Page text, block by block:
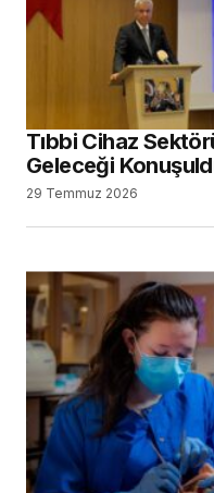
Tıbbi Cihaz
Geleceği
29 Temmuz 2026